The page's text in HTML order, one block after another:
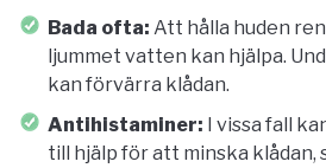
Bada ofta: Att hålla huden
ljummet vatten kan hjälpa.
kan förvärra klådan.
Antihistaminer: I vissa fall
till hjälp för att minska klådan,